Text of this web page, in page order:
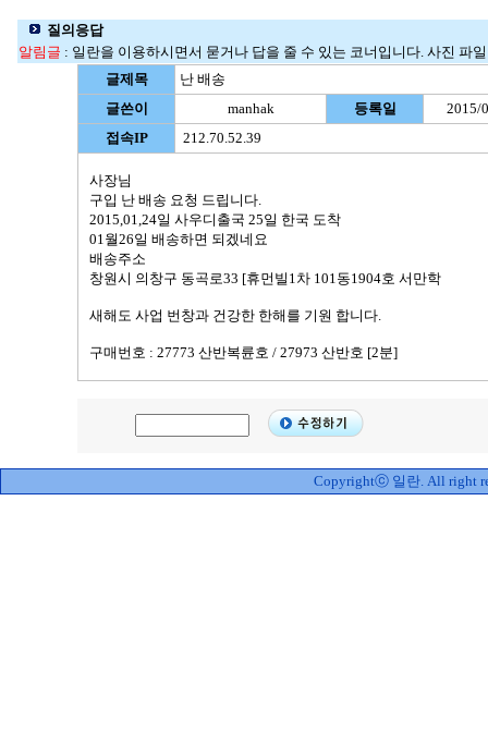
질의응답
알림글 : 일란을 이용하시면서 묻거나 답을 줄 수 있는 코너입니다. 사진 파
글제목
난 배송
글쓴이
manhak 등록일
2015/
접속IP
212.70.52.39
사장님
구입 난 배송 요청 드립니다.
2015,01,24일 사우디출국 25일 한국 도착
01월26일 배송하면 되겠네요
배송주소
창원시 의창구 동곡로33 [휴먼빌1차 101동1904호 서만학
새해도 사업 번창과 건강한 한해를 기원 합니다.
구매번호 : 27773 산반복륜호 / 27973 산반호 [2분]
Copyrightⓒ 일란. All right